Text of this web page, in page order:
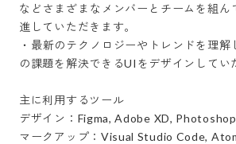
などさまざまなメンバーとチームを組ん
進していただきます。
・最新のテクノロジーやトレンドを理
の課題を解決できるUIをデザインしてい
主に利用するツール
デザイン：Figma, Adobe XD,
マークアップ：Visual Studio Code,